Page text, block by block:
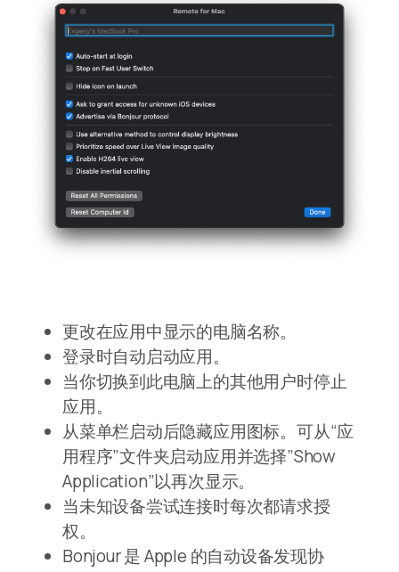
更改在应用中显示的电脑名称。
登录时自动启动应用。
当你切换到此电脑上的其他用户时停止
应用。
从菜单栏启动后隐藏应用图标。可从“应
用程序”文件夹启动应用并选择”Show
Application”以再次显示。
当未知设备尝试连接时每次都请求授
权。
Bonjour 是 Apple 的自动设备发现协